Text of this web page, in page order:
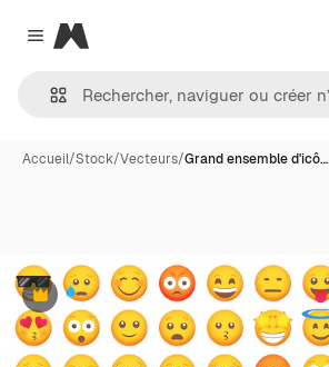
Close menu
Magnific
Accueil/Stock/Vecteurs/Grand ensemble d'icô…
Premium